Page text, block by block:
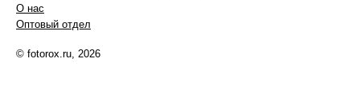
О нас
Оптовый отдел
© fotorox.ru, 2026